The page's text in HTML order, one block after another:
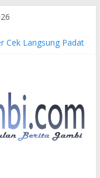
Cek Langsung Padat
Bersama
Resmi
Muda Melalui
Jambi Kunjungi